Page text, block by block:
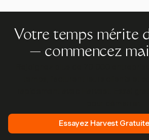
Votre temps mérite
— commencez
Essayez Harvest